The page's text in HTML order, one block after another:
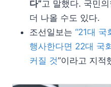
다”고 말했다. 국민
더 나올 수도 있다.
조선일보는 “21대 국
행사한다면 22대 국
커질 것”이라고 지적